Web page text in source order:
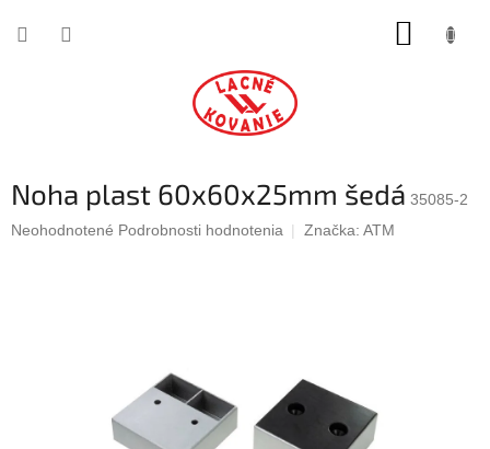
Noha plast 60x60x25mm šedá 35085-2
Priemerné
Neohodnotené Podrobnosti hodnotenia Značka: ATM